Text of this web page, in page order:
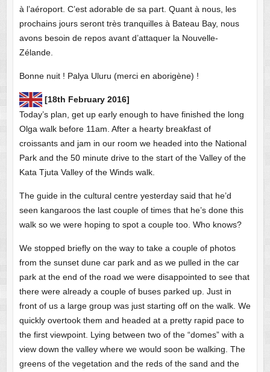
à l’aéroport. C’est adorable de sa part. Quant à nous, les
prochains jours seront très tranquilles à Bateau Bay, nous
avons besoin de repos avant d’attaquer la Nouvelle-
Zélande.
Bonne nuit ! Palya Uluru (merci en aborigène) !
[18th February 2016]
Today’s plan, get up early enough to have finished the long
Olga walk before 11am. After a hearty breakfast of
croissants and jam in our room we headed into the National
Park and the 50 minute drive to the start of the Valley of the
Kata Tjuta Valley of the Winds walk.
The guide in the cultural centre yesterday said that he’d
seen kangaroos the last couple of times that he’s done this
walk so we were hoping to spot a couple too. Who knows?
We stopped briefly on the way to take a couple of photos
from the sunset dune car park and as we pulled in the car
park at the end of the road we were disappointed to see that
there were already a couple of buses parked up. Just in
front of us a large group was just starting off on the walk. We
quickly overtook them and headed at a pretty rapid pace to
the first viewpoint. Lying between two of the “domes” with a
view down the valley where we would soon be walking. The
greens of the vegetation and the reds of the sand and the